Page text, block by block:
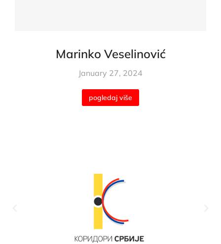
Marinko Veselinović
January 27, 2024
pogledaj više